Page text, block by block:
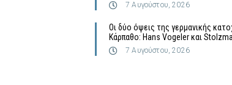
7 Αυγούστου, 2026
Οι δύο όψεις της γερμανικής
Κάρπαθο: Hans Vogeler και
7 Αυγούστου, 2026